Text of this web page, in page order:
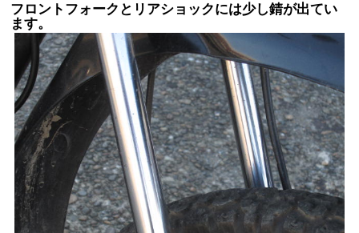
フロントフォークとリアショックには少し錆が出てい
ます。